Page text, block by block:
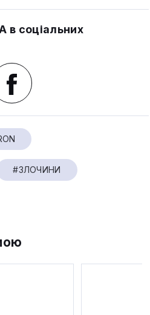
в соціальних
#ЗЛОЧИНИ